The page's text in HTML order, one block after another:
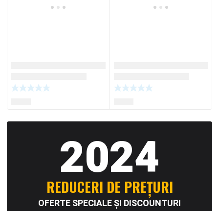
2024
REDUCERI DE PREȚURI
OFERTE SPECIALE ȘI DISCOUNTURI